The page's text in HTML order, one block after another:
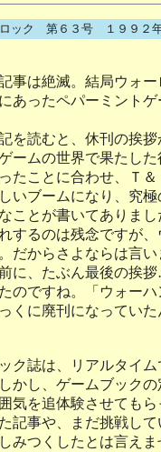
ック 第６３号 １９９２
事は絶滅。結局ウォ
あったペパーミント
を読むと、休刊の挨
ームの世界で果たし
たことに合わせ、Ｔ
いブームになり、究
ことが書いてありまし
するのは残念ですが
だからさよならは言
に、たぶん最後の挨
のですね。「ウォー
くに廃刊になってい
ク誌は、リアルタイ
かし、ゲームブック
気を追体験させても
記事や、まだ挑戦し
みつくしたとは言え